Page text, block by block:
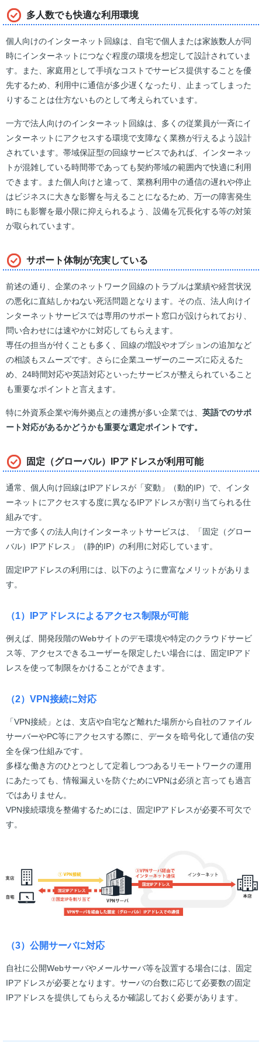
多人数でも快適な利用環境
個人向けのインターネット回線は、自宅で個人または家族数人が同
時にインターネットにつなぐ程度の環境を想定して設計されていま
す。また、家庭用として手頃なコストでサービス提供することを優
先するため、利用中に通信が多少遅くなったり、止まってしまった
りすることは仕方ないものとして考えられています。
一方で法人向けのインターネット回線は、多くの従業員が一斉にイ
ンターネットにアクセスする環境で支障なく業務が行えるよう設計
されています。帯域保証型の回線サービスであれば、インターネッ
トが混雑している時間帯であっても契約帯域の範囲内で快適に利用
できます。また個人向けと違って、業務利用中の通信の遅れや停止
はビジネスに大きな影響を与えることになるため、万一の障害発生
時にも影響を最小限に抑えられるよう、設備を冗長化する等の対策
が取られています。
サポート体制が充実している
前述の通り、企業のネットワーク回線のトラブルは業績や経営状況
の悪化に直結しかねない死活問題となります。その点、法人向けイ
ンターネットサービスでは専用のサポート窓口が設けられており、
問い合わせには速やかに対応してもらえます。
専任の担当が付くことも多く、回線の増設やオプションの追加など
の相談もスムーズです。さらに企業ユーザーのニーズに応えるた
め、24時間対応や英語対応といったサービスが整えられていること
も重要なポイントと言えます。
特に外資系企業や海外拠点との連携が多い企業では、 英語でのサポ
ート対応があるかどうかも重要な選定ポイントです。
固定（グローバル）IPアドレスが利用可能
通常、個人向け回線はIPアドレスが「変動」（動的IP）で、インタ
ーネットにアクセスする度に異なるIPアドレスが割り当てられる仕
組みです。
一方で多くの法人向けインターネットサービスは、「固定（グロー
バル）IPアドレス」（静的IP）の利用に対応しています。
固定IPアドレスの利用には、以下のように豊富なメリットがありま
す。
（1）IPアドレスによるアクセス制限が可能
例えば、開発段階のWebサイトのデモ環境や特定のクラウドサービ
ス等、アクセスできるユーザーを限定したい場合には、固定IPアド
レスを使って制限をかけることができます。
（2）VPN接続に対応
「VPN接続」とは、支店や自宅など離れた場所から自社のファイル
サーバーやPC等にアクセスする際に、データを暗号化して通信の安
全を保つ仕組みです。
多様な働き方のひとつとして定着しつつあるリモートワークの運用
にあたっても、情報漏えいを防ぐためにVPNは必須と言っても過言
ではありません。
VPN接続環境を整備するためには、固定IPアドレスが必要不可欠で
す。
（3）公開サーバに対応
自社に公開Webサーバやメールサーバ等を設置する場合には、固定
IPアドレスが必要となります。サーバの台数に応じて必要数の固定
IPアドレスを提供してもらえるか確認しておく必要があります。